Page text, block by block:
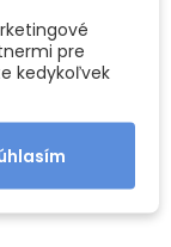
ju
polohy.
pre
kedykoľvek